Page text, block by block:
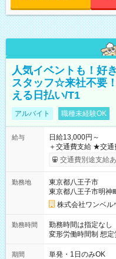
人気イベントも！好
スタッフ☆来社不要
える日払い/T1
アルバイト 職種未経験OK
給与
日給13,000円～
＋交通費支給 ★交通費全額支給！ ┗案件により規定あり ★日払
いOK！（規定あり
ンビニATMから 日払い分
交通費別途支給
勤務地
東京都八王子市
東京都八王子市明神
株式会社ワンベル
勤務時間
勤務時間は指定なし
変形労働時間制 想定労働時間
～21：00
期間 単発・1日のみOK